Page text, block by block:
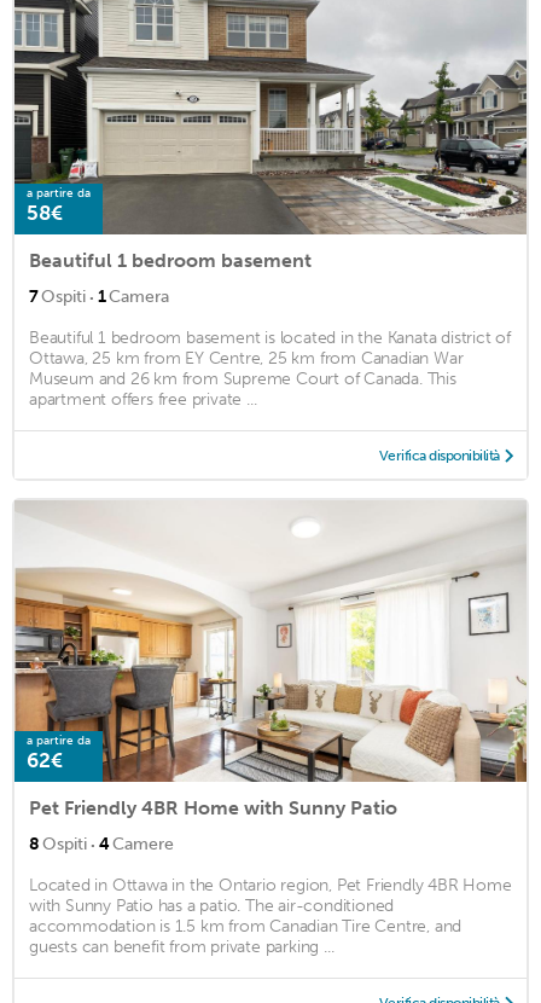
a partire da
58€
Beautiful 1 bedroom basement
7Ospiti · 1Camera
Beautiful 1 bedroom basement is located in the Kanata district of
Ottawa, 25 km from EY Centre, 25 km from Canadian War
Museum and 26 km from Supreme Court of Canada. This
apartment offers free private ...
Verifica disponibilità
a partire da
62€
Pet Friendly 4BR Home with Sunny Patio
8Ospiti · 4Camere
Located in Ottawa in the Ontario region, Pet Friendly 4BR Home
with Sunny Patio has a patio. The air-conditioned
accommodation is 1.5 km from Canadian Tire Centre, and
guests can benefit from private parking ...